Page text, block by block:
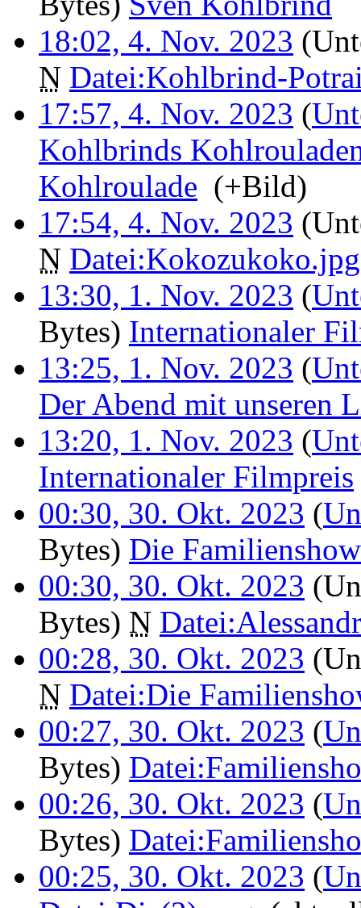
18:02, 4. Nov. 2023
N Datei:Kohlbrind-
17:57, 4. Nov. 2023 (
Kohlbrinds
Kohlroulade (+Bild)
17:54, 4. Nov. 2023
N Datei:Kokozukoko.jpg
13:30, 1. Nov. 2023 (
Bytes) Internationaler
13:25, 1. Nov. 2023 (
Der Abend mit unseren
13:20, 1. Nov. 2023 (
Internationaler Filmpreis
00:30, 30. Okt. 2023 (
Bytes) Die Familienshow
00:30, 30. Okt. 2023
Bytes) N
00:28, 30. Okt. 2023
N Datei:Die
00:27, 30. Okt. 2023 (
Bytes)
00:26, 30. Okt. 2023 (
Bytes)
00:25, 30. Okt. 2023 (